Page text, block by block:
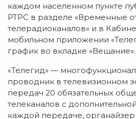
каждом населенном пункте
РТРС в разделе «Временные
телерадиоканалов» и в
мобильном приложении
график во вкладке «Вещание».
«Телегид» —
проводник в телевизионном
передач 20 обязательных
телеканалов с
каждой передаче, органайзер